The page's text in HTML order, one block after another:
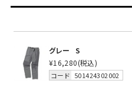
グレー
S
¥16,280(税込)
コード 501424302002